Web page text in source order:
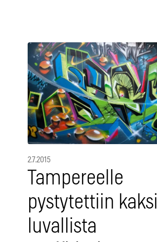
2.7.2015
Tampereelle
pystytettiin kaksi
luvallista